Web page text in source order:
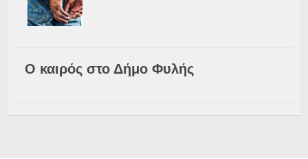
Ο καιρός στο Δήμο Φυλής